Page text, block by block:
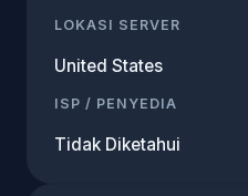
LOKASI SERVER
United States
ISP / PENYEDIA
Tidak Diketahui